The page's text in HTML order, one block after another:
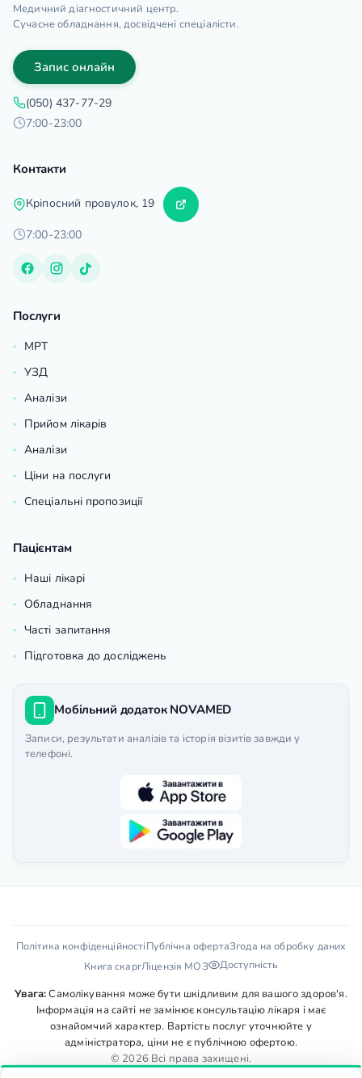
Медичний діагностичний центр.
Сучасне обладнання, досвідчені спеціалісти.
Запис онлайн
(050) 437-77-29
7:00-23:00
Контакти
Кріпосний провулок, 19
7:00-23:00
Послуги
МРТ
УЗД
Аналізи
Прийом лікарів
Аналізи
Ціни на послуги
Спеціальні пропозиції
Пацієнтам
Наші лікарі
Обладнання
Часті запитання
Підготовка до досліджень
Мобільний додаток NOVAMED
Записи, результати аналізів та історія візитів завжди у
телефоні.
Політика конфіденційностіПублічна офертаЗгода на обробку даних
Книга скаргЛіцензія МОЗ Доступність
Увага:Самолікування може бути шкідливим для вашого здоров'я.
Інформація на сайті не замінює консультацію лікаря і має
ознайомчий характер. Вартість послуг уточнюйте у
адміністратора, ціни не є публічною офертою.
© 2026 Всі права захищені.